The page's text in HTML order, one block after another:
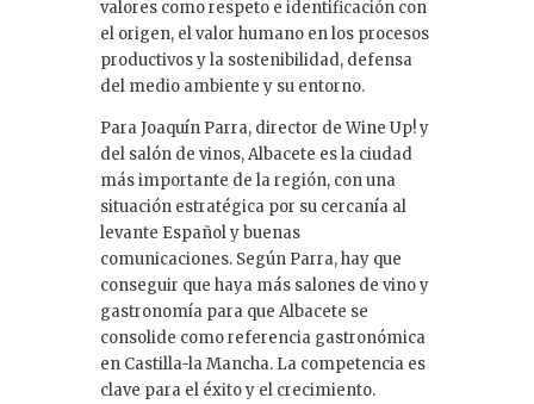
valores como respeto e identificación con
el origen, el valor humano en los procesos
productivos y la sostenibilidad, defensa
del medio ambiente y su entorno.
Para Joaquín Parra, director de Wine Up! y
del salón de vinos, Albacete es la ciudad
más importante de la región, con una
situación estratégica por su cercanía al
levante Español y buenas
comunicaciones. Según Parra, hay que
conseguir que haya más salones de vino y
gastronomía para que Albacete se
consolide como referencia gastronómica
en Castilla-la Mancha. La competencia es
clave para el éxito y el crecimiento.